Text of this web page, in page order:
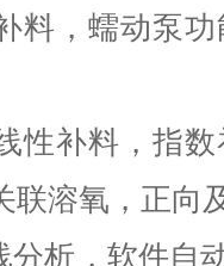
料，蠕动泵
性补料，指
联溶氧，正向
分析，软件自